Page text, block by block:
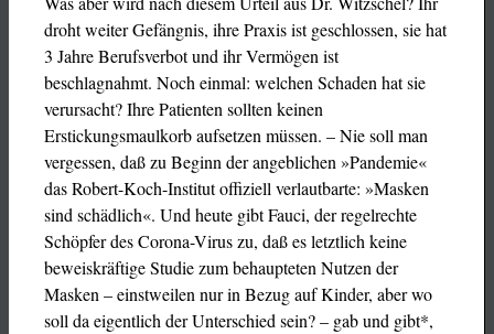
droht weiter Gefängnis, ihre Praxis ist geschlossen, sie hat
3 Jahre Berufsverbot und ihr Vermögen ist
beschlagnahmt. Noch einmal: welchen Schaden hat sie
verursacht? Ihre Patienten sollten keinen
Erstickungsmaulkorb aufsetzen müssen. – Nie soll man
vergessen, daß zu Beginn der angeblichen »Pandemie«
das Robert-Koch-Institut offiziell verlautbarte: »Masken
sind schädlich«. Und heute gibt Fauci, der regelrechte
Schöpfer des Corona-Virus zu, daß es letztlich keine
beweiskräftige Studie zum behaupteten Nutzen der
Masken – einstweilen nur in Bezug auf Kinder, aber wo
soll da eigentlich der Unterschied sein? – gab und gibt*,